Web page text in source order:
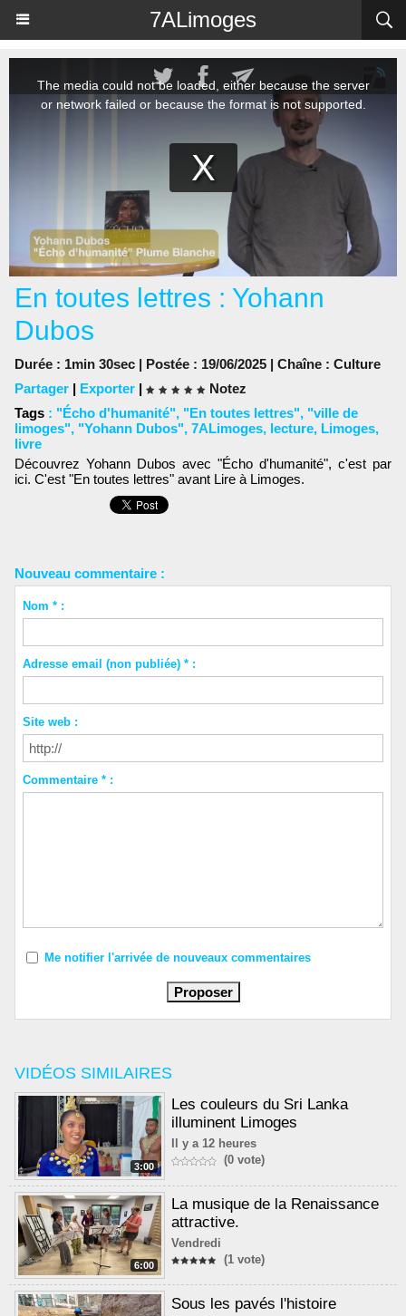
7ALimoges
VIDÉOS SIMILAIRES
3:00
Les couleurs du Sri Lanka
illuminent Limoges
Il y a 12 heures
(0 vote)
6:00
La musique de la Renaissance
attractive.
Vendredi
(1 vote)
Sous les pavés l'histoire
En toutes lettres : Yohann
Dubos
Durée : 1min 30sec | Postée : 19/06/2025 | Chaîne : Culture
Partager | Exporter |
Notez
Tags : "Écho d'humanité", "En toutes lettres", "ville de
limoges", "Yohann Dubos", 7ALimoges, lecture, Limoges,
livre
Découvrez Yohann Dubos avec "Écho d'humanité", c'est par
ici. C'est "En toutes lettres" avant Lire à Limoges.
Nouveau commentaire :
Nom * :
Adresse email (non publiée) * :
Site web :
Commentaire * :
Me notifier l'arrivée de nouveaux commentaires